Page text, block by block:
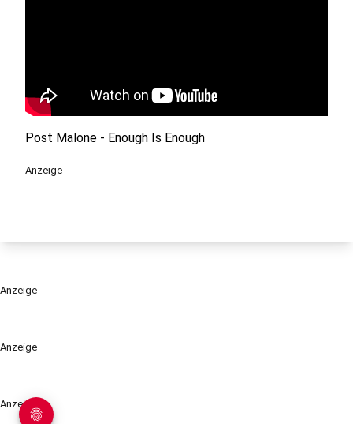
Anzeige
Anzeige
Post Malone - Enough Is Enough
Anzeige
Anzeige